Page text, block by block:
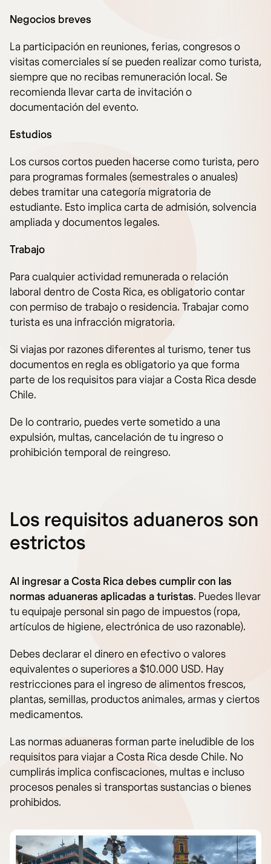
Negocios breves
La participación en reuniones, ferias, congresos o
visitas comerciales sí se pueden realizar como turista,
siempre que no recibas remuneración local. Se
recomienda llevar carta de invitación o
documentación del evento.
Estudios
Los cursos cortos pueden hacerse como turista, pero
para programas formales (semestrales o anuales)
debes tramitar una categoría migratoria de
estudiante. Esto implica carta de admisión, solvencia
ampliada y documentos legales.
Trabajo
Para cualquier actividad remunerada o relación
laboral dentro de Costa Rica, es obligatorio contar
con permiso de trabajo o residencia. Trabajar como
turista es una infracción migratoria.
Si viajas por razones diferentes al turismo, tener tus
documentos en regla es obligatorio ya que forma
parte de los requisitos para viajar a Costa Rica desde
Chile.
De lo contrario, puedes verte sometido a una
expulsión, multas, cancelación de tu ingreso o
prohibición temporal de reingreso.
Los requisitos aduaneros son
estrictos
Al ingresar a Costa Rica debes cumplir con las
normas aduaneras aplicadas a turistas. Puedes llevar
tu equipaje personal sin pago de impuestos (ropa,
artículos de higiene, electrónica de uso razonable).
Debes declarar el dinero en efectivo o valores
equivalentes o superiores a $10.000 USD. Hay
restricciones para el ingreso de alimentos frescos,
plantas, semillas, productos animales, armas y ciertos
medicamentos.
Las normas aduaneras forman parte ineludible de los
requisitos para viajar a Costa Rica desde Chile. No
cumplirás implica confiscaciones, multas e incluso
procesos penales si transportas sustancias o bienes
prohibidos.